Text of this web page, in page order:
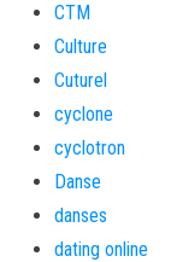
CTM
Culture
Cuturel
cyclone
cyclotron
Danse
danses
dating online